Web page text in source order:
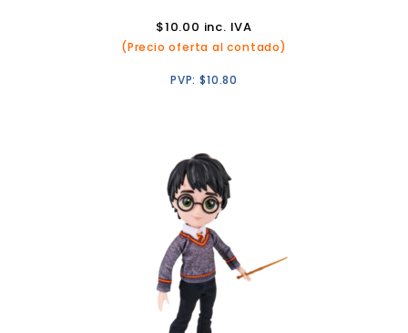
$10.00 inc. IVA
(Precio oferta al contado)
PVP:$10.80